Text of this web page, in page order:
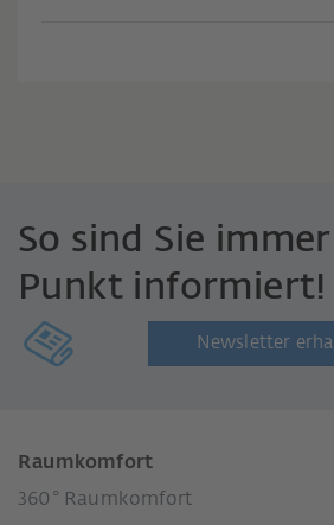
So sind Sie
Punkt informiert!
Newsletter
Raumkomfort
360° Raumkomfort